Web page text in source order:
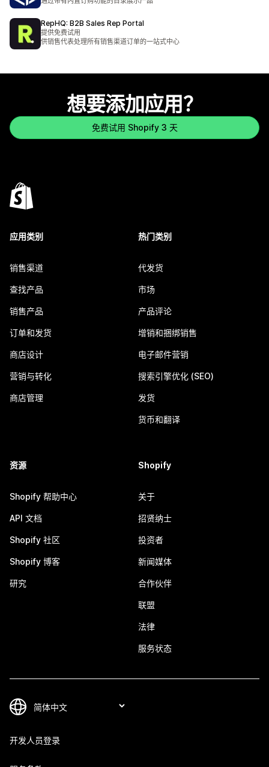
RepHQ: B2B Sales Rep Portal
提供免费试用
供销售代表处理所有销售渠道订单的一站式中心
想要添加应用？
免费试用 Shopify 3 天
应用类别
销售渠道
查找产品
销售产品
订单和发货
商店设计
营销与转化
商店管理
热门类别
代发货
市场
产品评论
增销和捆绑销售
电子邮件营销
搜索引擎优化 (SEO)
发货
货币和翻译
资源
Shopify 帮助中心
API 文档
Shopify 社区
Shopify 博客
研究
Shopify
关于
招贤纳士
投资者
新闻媒体
合作伙伴
联盟
法律
服务状态
开发人员登录